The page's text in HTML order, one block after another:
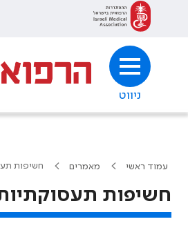
ניווט
עמוד ראשי מאמרים חשיפות
חשיפות